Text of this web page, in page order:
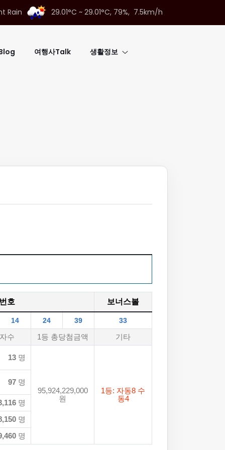
Rain 29.01°C ~ 29.01°C, 79%, 7.5km/h
여행사Talk 생활정보
호 보너스볼
14 24 39 33
수 1등 총당첨금액 기타
13 명
95,924,229,000
원
1등: 자동8 수
동4
97 명
명
명
명